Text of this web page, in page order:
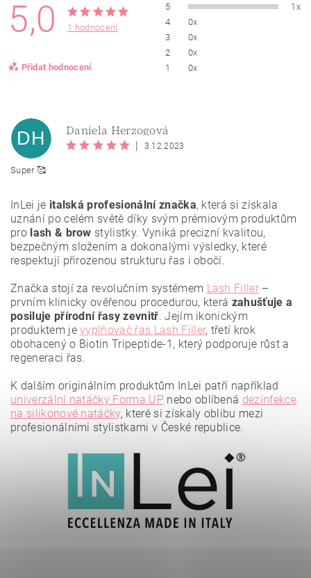
5,0 1 hodnocení
Přidat hodnocení
5
1x
4
0x
3
0x
2
0x
1
0x
Vložením hodnocení souhlasíte sezásadami ochrany
osobních údajů .
DH Daniela Herzogová
| 3.12.2023
Super 🥰
InLei je italská profesionální značka, která si získala
uznání po celém světě díky svým prémiovým produktům
pro lash & brow stylistky. Vyniká precizní kvalitou,
bezpečným složením a dokonalými výsledky, které
respektují přirozenou strukturu řas i obočí.
Značka stojí za revolučním systémem Lash Filler –
prvním klinicky ověřenou procedurou, která zahušťuje a
posiluje přírodní řasy zevnitř. Jejím ikonickým
produktem jevyplňovač řas Lash Filler, třetí krok
obohacený o Biotin Tripeptide-1, který podporuje růst a
regeneraci řas.
K dalším originálním produktům InLei patří například
univerzální natáčky Forma UP nebo oblíbená dezinfekce
na silikonové natáčky, které si získaly oblibu mezi
profesionálními stylistkami v České republice.